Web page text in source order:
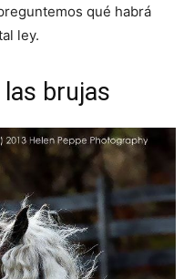
qué habrá
ley.
brujas